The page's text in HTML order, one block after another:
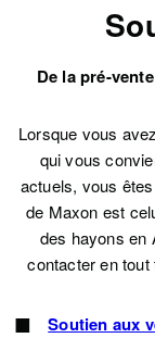
De la pré-
Lorsque vous
qui vous
actuels, vous
de Maxon est
des hayons en
contacter en
Soutien aux